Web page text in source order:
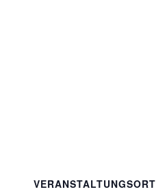
VERANSTALTUNGSORT